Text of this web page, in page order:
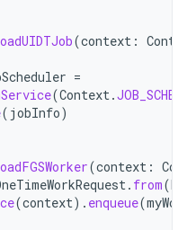
(context :
=
(Context.
( jobInfo)
(context :
. from(
(context). enqueue(